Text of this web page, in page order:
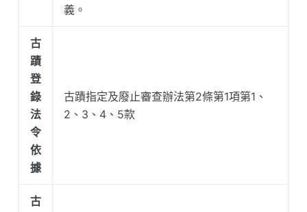
義。
古
蹟
登
錄
法
令
依
據
古蹟指定及廢止審查辦法第2條第1項第1、
2、3、4、5款
古